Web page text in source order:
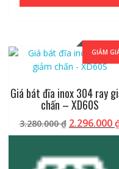
GIẢM
Giá bát đĩa inox 304 ray
chấn – XD60S
3.280.000₫ Giá
gốc
3.280.000 ₫.
2.296.000